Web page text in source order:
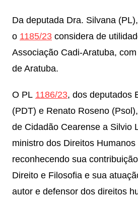
Da deputada Dra. Silvana (PL),
o 1185/23considera de
Associação Cadi-Aratuba,
de Aratuba.
O PL 1186/23, dos deputados
(PDT) e Renato Roseno
de Cidadão Cearense a Silvio
ministro dos Direitos
reconhecendo sua
Direito e Filosofia e sua
autor e defensor dos direitos